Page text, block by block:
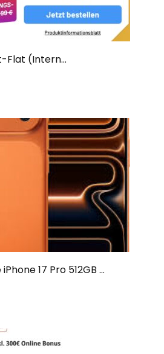
Flat (Intern...
17 Pro 512GB ...